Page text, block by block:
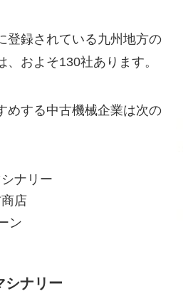
登録されている九州地方の
およそ130社あります。
めする中古機械企業は次の
ナリー
店
ン
シナリー